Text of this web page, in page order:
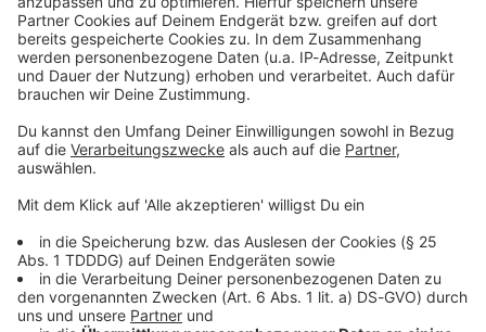
Kontaktformular
Sprachnachricht
© dpa-infocom, dpa:260520-930-108002/2
Bayern